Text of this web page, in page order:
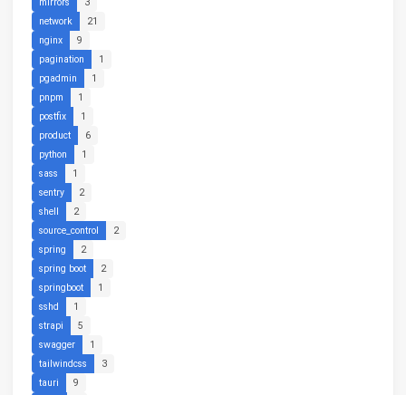
mirrors
3
network
21
nginx
9
pagination
1
pgadmin
1
pnpm
1
postfix
1
product
6
python
1
sass
1
sentry
2
shell
2
source_control
2
spring
2
spring boot
2
springboot
1
sshd
1
strapi
5
swagger
1
tailwindcss
3
tauri
9